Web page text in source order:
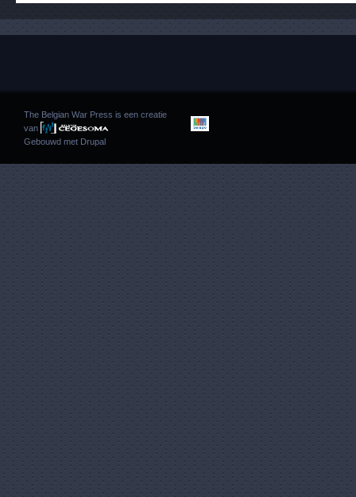
The Belgian War Press is een creatie
van
Gebouwd met Drupal